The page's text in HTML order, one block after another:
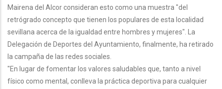
Mairena del Alcor consideran esto como una muestra "del
retrógrado concepto que tienen los populares de esta localidad
sevillana acerca de la igualdad entre hombres y mujeres". La
Delegación de Deportes del Ayuntamiento, finalmente, ha retirado
la campaña de las redes sociales.
"En lugar de fomentar los valores saludables que, tanto a nivel
físico como mental, conlleva la práctica deportiva para cualquier